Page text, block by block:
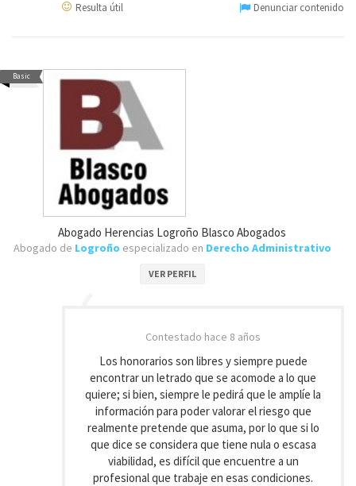
Resulta útil Denunciar contenido
Basic
Abogado Herencias Logroño Blasco Abogados
Abogado de Logroño especializado en Derecho Administrativo
VER PERFIL
Contestado hace 8 años
Los honorarios son libres y siempre puede
encontrar un letrado que se acomode a lo que
quiere; si bien, siempre le pedirá que le amplíe la
información para poder valorar el riesgo que
realmente pretende que asuma, por lo que si lo
que dice se considera que tiene nula o escasa
viabilidad, es difícil que encuentre a un
profesional que trabaje en esas condiciones.